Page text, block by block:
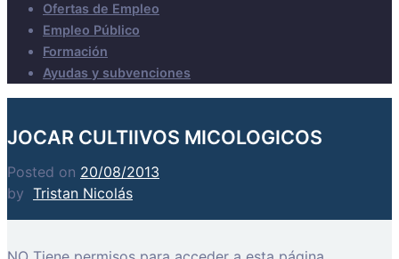
Ofertas de Empleo
Empleo Público
Formación
Ayudas y subvenciones
JOCAR CULTIIVOS MICOLOGICOS
Posted on 20/08/2013
by Tristan Nicolás